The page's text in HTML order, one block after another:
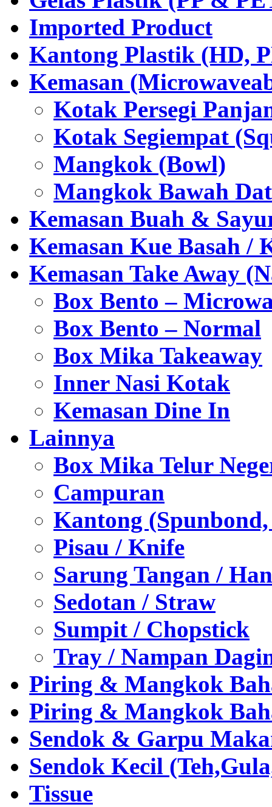
Imported Product
Kantong Plastik (HD,
Kemasan
Kotak Persegi
Kotak Segiempat
Mangkok (Bowl)
Mangkok Bawah
Kemasan Buah &
Kemasan Kue Basah /
Kemasan Take Away
Box Bento –
Box Bento – Normal
Box Mika Takeaway
Inner Nasi Kotak
Kemasan Dine In
Lainnya
Box Mika Telur
Campuran
Kantong
Pisau / Knife
Sarung Tangan /
Sedotan / Straw
Sumpit / Chopstick
Tray / Nampan
Piring & Mangkok
Piring & Mangkok
Sendok & Garpu
Sendok Kecil
Tissue